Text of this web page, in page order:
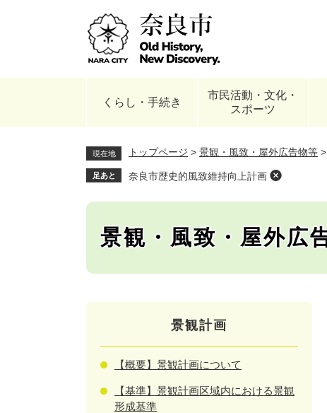
くらし・手続き
市民活動・文化・
スポーツ
現在地 トップページ > 景観・風致・屋外広告物等 >
足あと 奈良市歴史的風致維持向上計画
景観・風致・屋外広
景観計画
【概要】景観計画について
【基準】景観計画区域内における景観
形成基準